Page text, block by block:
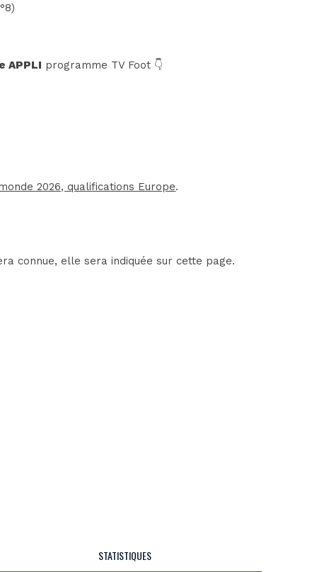
APPLI programme TV Foot 👇
2026, qualifications Europe.
connue, elle sera indiquée sur cette page.
STATISTIQUES